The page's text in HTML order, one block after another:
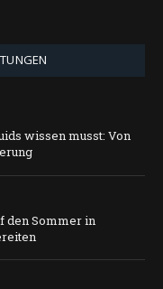
wissen musst: Von
den Sommer in